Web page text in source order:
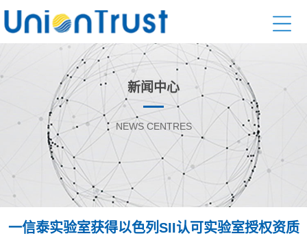
新闻中心
NEWS CENTRES
一信泰实验室获得以色列SII认可实验室授权资质